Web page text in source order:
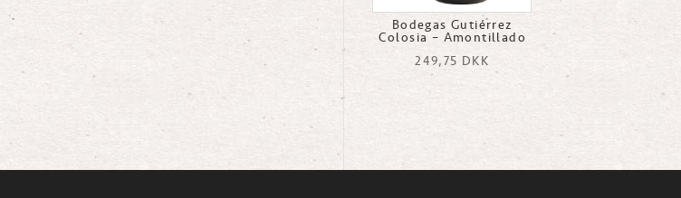
Bodegas Gutiérrez
Colosia – Amontillado
249,75 DKK